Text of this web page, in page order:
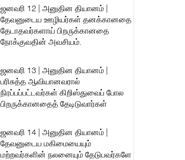
ஜனவரி 12 | அனுதின தியானம் |
தேவனுடைய ஊழியர்கள் தனக்கானதை
தேடாதவர்களாய் பிறருக்கானதை
நோக்குவதின் அவசியம்.
ஜனவரி 13 | அனுதின தியானம் |
பரிசுத்த ஆவியானவரால்
நிரப்பப்பட்டவர்கள் கிறிஸ்துவைப் போல
பிறருக்கானதைத் தேடிடுவார்கள்
ஜனவரி 14 | அனுதின தியானம் |
தேவனுடைய மகிமையையும்
மற்றவர்களின் நலனையும் தேடுபவர்களே